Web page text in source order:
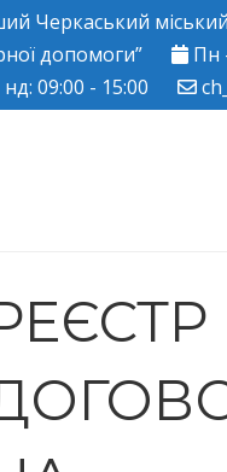
Черкаський
допомоги”
Пн
09:00 - 15:00
ПМСД"